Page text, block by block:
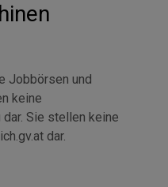
Jobbörsen und
keine
Sie stellen keine
dar.